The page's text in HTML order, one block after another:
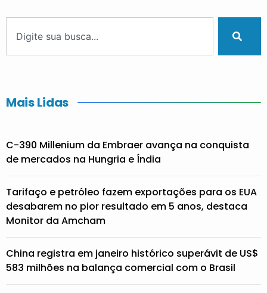
Mais Lidas
C-390 Millenium da Embraer avança na conquista
de mercados na Hungria e Índia
Tarifaço e petróleo fazem exportações para os EUA
desabarem no pior resultado em 5 anos, destaca
Monitor da Amcham
China registra em janeiro histórico superávit de US$
583 milhões na balança comercial com o Brasil